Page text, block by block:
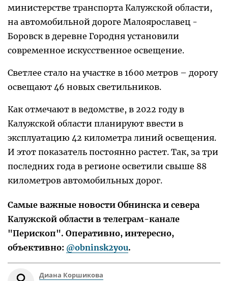
министерстве транспорта Калужской области,
на автомобильной дороге Малоярославец -
Боровск в деревне Городня установили
современное искусственное освещение.
Светлее стало на участке в 1600 метров – дорогу
освещают 46 новых светильников.
Как отмечают в ведомстве, в 2022 году в
Калужской области планируют ввести в
эксплуатацию 42 километра линий освещения.
И этот показатель постоянно растет. Так, за три
последних года в регионе осветили свыше 88
километров автомобильных дорог.
Самые важные новости Обнинска и севера
Калужской области в телеграм-канале
"Перископ". Оперативно, интересно,
объективно: @obninsk2you.
Диана Коршикова